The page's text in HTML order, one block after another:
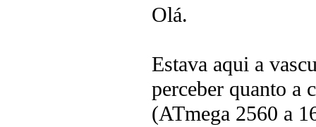
Olá.
Estava aqui a
perceber quanto a
(ATmega 2560 a